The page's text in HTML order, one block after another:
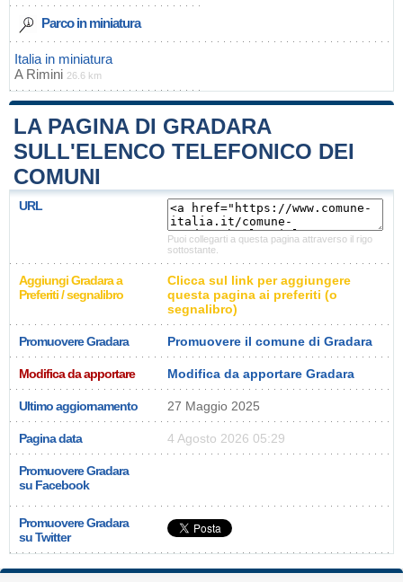
Parco in miniatura
Italia in miniatura
A Rimini 26.6 km
LA PAGINA DI GRADARA
SULL'ELENCO TELEFONICO DEI
COMUNI
URL
Puoi collegarti a questa pagina attraverso il rigo
sottostante.
Aggiungi Gradara a
Preferiti / segnalibro
Clicca sul link per aggiungere
questa pagina ai preferiti (o
segnalibro)
Promuovere Gradara Promuovere il comune di Gradara
Modifica da apportare Modifica da apportare Gradara
Ultimo aggiornamento 27 Maggio 2025
Pagina data 4 Agosto 2026 05:29
Promuovere Gradara
su Facebook
Promuovere Gradara
su Twitter